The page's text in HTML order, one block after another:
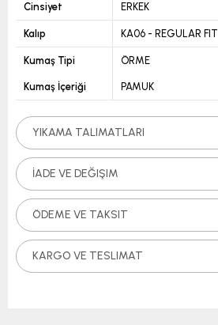
Cinsiyet ERKEK
Kalıp KA06 - REGULAR FIT
Kumaş Tipi ÖRME
Kumaş İçeriği PAMUK
YIKAMA TALIMATLARI
İADE VE DEĞIŞIM
ÖDEME VE TAKSIT
KARGO VE TESLIMAT